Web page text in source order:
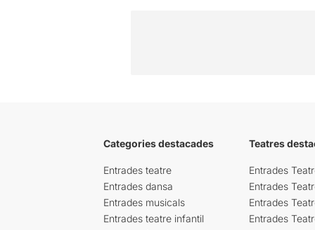
Categories destacades
Entrades teatre
Entrades dansa
Entrades musicals
Entrades teatre infantil
Teatres
Entrades
Entrades
Entrades
Entrades